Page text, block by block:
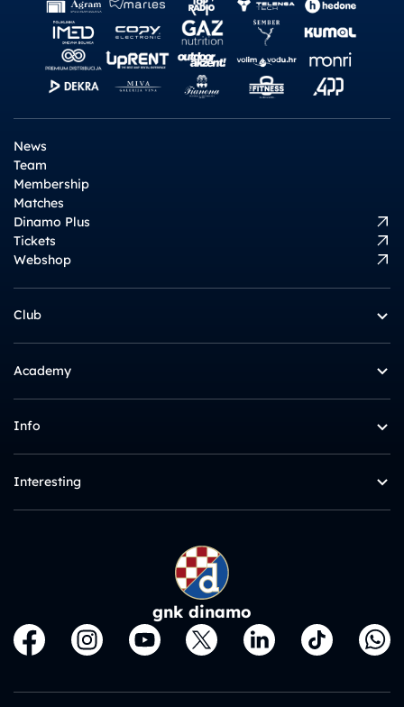
News
Team
Membership
Matches
Dinamo Plus
Tickets
Webshop
Club
Academy
Info
Interesting
gnk dinamo